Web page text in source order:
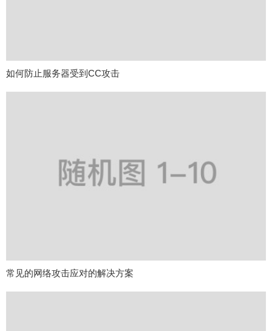
如何防止服务器受到CC攻击
常见的网络攻击应对的解决方案